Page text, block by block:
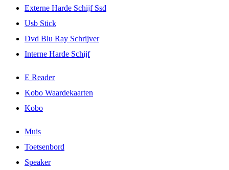
Externe Harde Schijf Ssd
Usb Stick
Dvd Blu Ray Schrijver
Interne Harde Schijf
E Reader
Kobo Waardekaarten
Kobo
Muis
Toetsenbord
Speaker